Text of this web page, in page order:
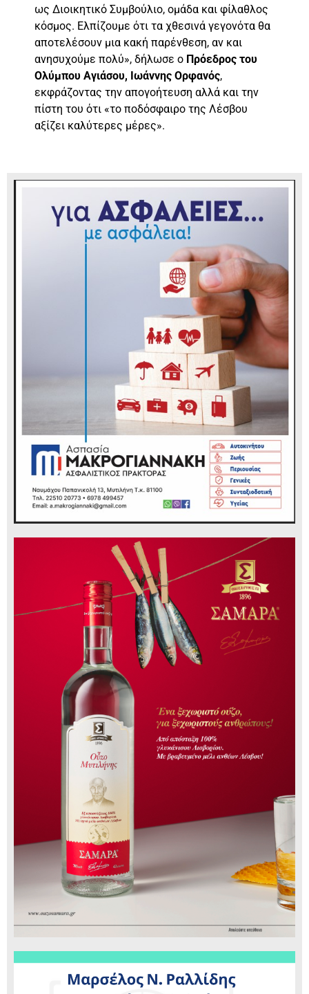
ως Διοικητικό Συμβούλιο, ομάδα και φίλαθλος
κόσμος. Ελπίζουμε ότι τα χθεσινά γεγονότα θα
αποτελέσουν μια κακή παρένθεση, αν και
ανησυχούμε πολύ», δήλωσε ο Πρόεδρος του
Ολύμπου Αγιάσου, Ιωάννης Ορφανός,
εκφράζοντας την απογοήτευση αλλά και την
πίστη του ότι «το ποδόσφαιρο της Λέσβου
αξίζει καλύτερες μέρες».